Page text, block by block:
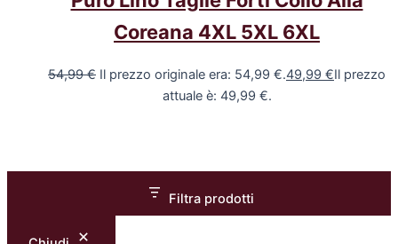
Filtra prodotti
Coreana 4XL 5XL 6XL
54,99€ Il prezzo originale era: 54,99 €.49,99 €Il prezzo
attuale è: 49,99 €.